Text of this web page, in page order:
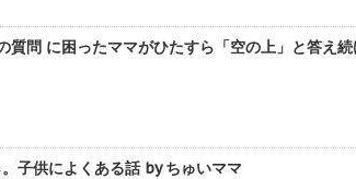
質問 に困ったママがひたすら「空の上」と答え
子供によくある話 by ちゅいママ